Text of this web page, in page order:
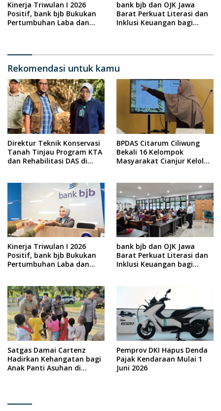
Kinerja Triwulan I 2026
Positif, bank bjb Bukukan
Pertumbuhan Laba dan
bank bjb dan OJK Jawa
Barat Perkuat Literasi dan
Inklusi Keuangan bagi
Rekomendasi untuk kamu
Direktur Teknik Konservasi
Tanah Tinjau Program KTA
dan Rehabilitasi DAS di
BPDAS Citarum Ciliwung
Bekali 16 Kelompok
Masyarakat Cianjur Kelola
Kinerja Triwulan I 2026
Positif, bank bjb Bukukan
Pertumbuhan Laba dan
bank bjb dan OJK Jawa
Barat Perkuat Literasi dan
Inklusi Keuangan bagi
Satgas Damai Cartenz
Hadirkan Kehangatan bagi
Anak Panti Asuhan di
Pemprov DKI Hapus Denda
Pajak Kendaraan Mulai 1
Juni 2026